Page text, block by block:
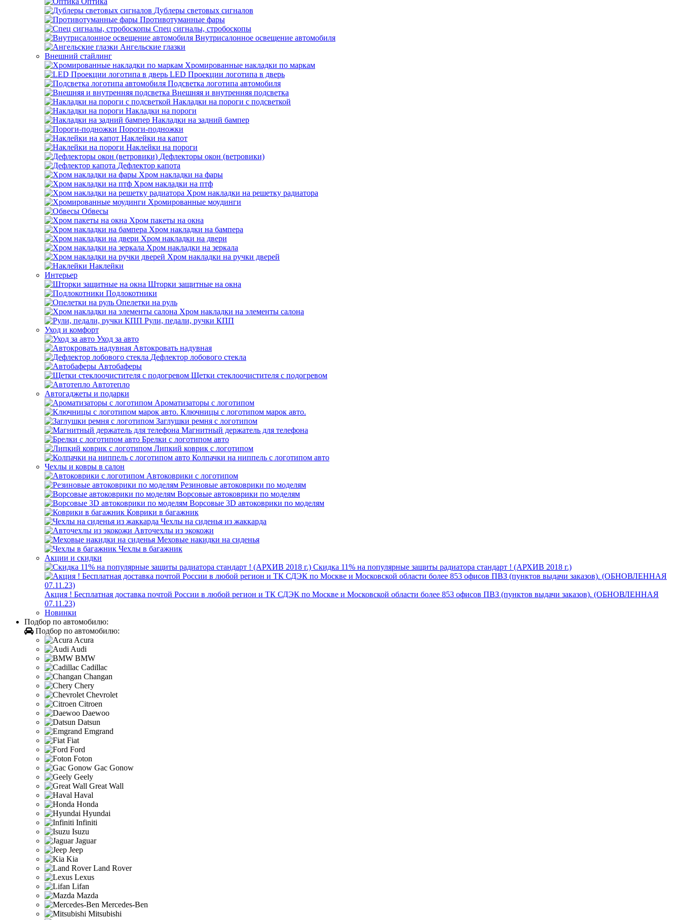
Дублеры световых сигналов
Противотуманные фары
Спец сигналы, стробоскопы
Внутрисалонное освещение автомобиля
Ангельские глазки
Внешний стайлинг
Хромированные накладки по маркам
LED Проекции логотипа в дверь
Подсветка логотипа автомобиля
Внешняя и внутренняя подсветка
Накладки на пороги с подсветкой
Накладки на пороги
Накладки на задний бампер
Пороги-подножки
Наклейки на капот
Наклейки на пороги
Дефлекторы окон (ветровики)
Дефлектор капота
Хром накладки на фары
Хром накладки на птф
Хром накладки на решетку радиатора
Хромированные моудинги
Обвесы
Хром пакеты на окна
Хром накладки на бампера
Хром накладки на двери
Хром накладки на зеркала
Хром накладки на ручки дверей
Наклейки
Интерьер
Шторки защитные на окна
Подлокотники
Опелетки на руль
Хром накладки на элементы салона
Рули, педали, ручки КПП
Уход и комфорт
Уход за авто
Автокровать надувная
Дефлектор лобового стекла
Автобаферы
Щетки стеклоочистителя с подогревом
Автотепло
Автогаджеты и подарки
Ароматизаторы с логотипом
Ключницы с логотипом марок авто.
Заглушки ремня с логотипом
Магнитный держатель для телефона
Брелки с логотипом авто
Липкий коврик c логотипом
Колпачки на ниппель с логотипом авто
Чехлы и ковры в салон
Автоковрики с логотипом
Резиновые автоковрики по моделям
Ворсовые автоковрики по моделям
Ворсовые 3D автоковрики по моделям
Коврики в багажник
Чехлы на сиденья из жаккарда
Авточехлы из экокожи
Меховые накидки на сиденья
Чехлы в багажник
Акции и скидки
Скидка 11% на популярные защиты радиатора стандарт ! (АРХИВ 2018 г.)
Акция ! Бесплатная доставка почтой России в любой регион и ТК СДЭК по Москве и Московской области более 853 офисов ПВЗ (пунктов выдачи заказов). (ОБНОВЛЕННАЯ
07.11.23)
Новинки
Подбор по автомобилю:
Подбор по автомобилю:
Acura
Audi
BMW
Cadillac
Changan
Chery
Chevrolet
Citroen
Daewoo
Datsun
Emgrand
Fiat
Ford
Foton
Gac Gonow
Geely
Great Wall
Haval
Honda
Hyundai
Infiniti
Isuzu
Jaguar
Jeep
Kia
Land Rover
Lexus
Lifan
Mazda
Mercedes-Ben
Mitsubishi